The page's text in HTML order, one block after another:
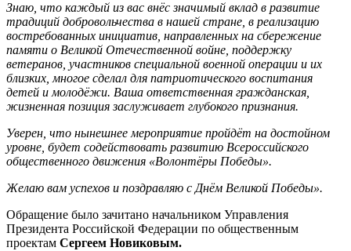
Знаю, что каждый из вас внёс значимый вклад в развитие
традиций добровольчества в нашей стране, в реализацию
востребованных инициатив, направленных на сбережение
памяти о Великой Отечественной войне, поддержку
ветеранов, участников специальной военной операции и их
близких, многое сделал для патриотического воспитания
детей и молодёжи. Ваша ответственная гражданская,
жизненная позиция заслуживает глубокого признания.
Уверен, что нынешнее мероприятие пройдёт на достойном
уровне, будет содействовать развитию Всероссийского
общественного движения «Волонтёры Победы».
Желаю вам успехов и поздравляю с Днём Великой Победы».
Обращение было зачитано начальником Управления
Президента Российской Федерации по общественным
проектам Сергеем Новиковым.